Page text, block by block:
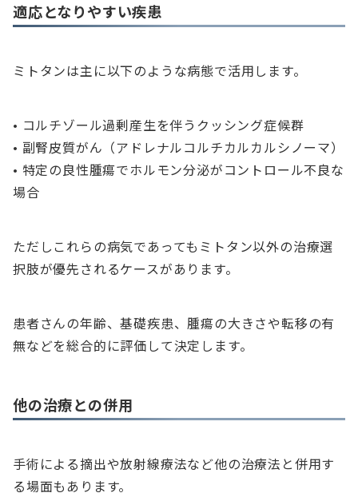
適応となりやすい疾患
ミトタンは主に以下のような病態で活用します。
• コルチゾール過剰産生を伴うクッシング症候群
• 副腎皮質がん（アドレナルコルチカルカルシノーマ）
• 特定の良性腫瘍でホルモン分泌がコントロール不良な
場合
ただしこれらの病気であってもミトタン以外の治療選
択肢が優先されるケースがあります。
患者さんの年齢、基礎疾患、腫瘍の大きさや転移の有
無などを総合的に評価して決定します。
他の治療との併用
手術による摘出や放射線療法など他の治療法と併用す
る場面もあります。